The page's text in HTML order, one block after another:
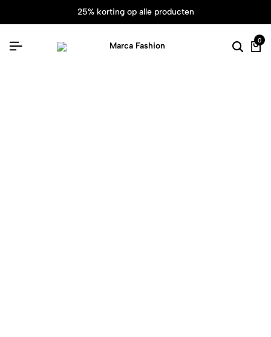
25% korting op alle producten
0